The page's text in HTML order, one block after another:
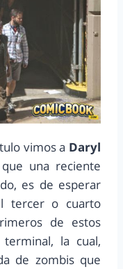
vimos a Daryl
una reciente
es de esperar
tercer o cuarto
de estos
la cual,
de zombis que